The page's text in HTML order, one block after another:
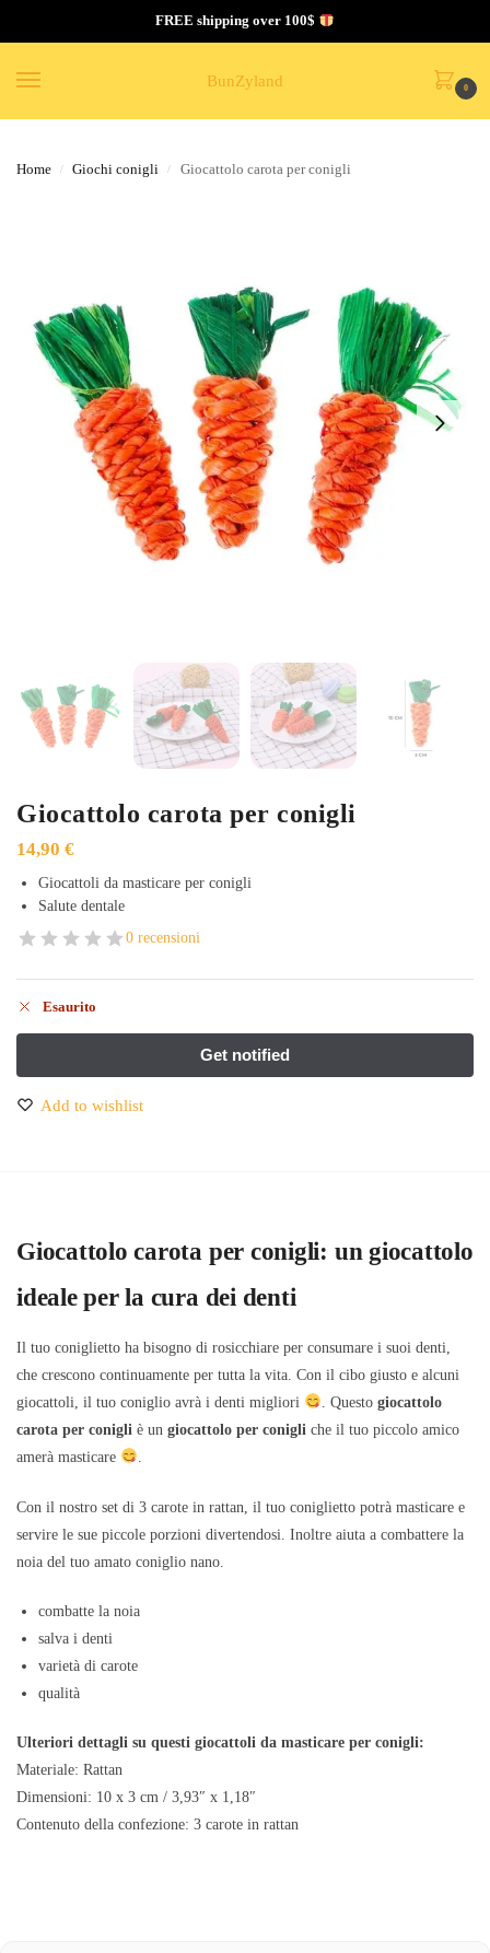
FREE shipping over 100$
BunZyland 0
Home / Giochi conigli / Giocattolo carota per conigli
Giocattolo carota per conigli
14,90 €
Giocattoli da masticare per conigli
Salute dentale
0 recensioni
Esaurito
Add to wishlist
Giocattolo carota per conigli: un giocattolo
ideale per la cura dei denti
Il tuo coniglietto ha bisogno di rosicchiare per consumare i suoi denti,
che crescono continuamente per tutta la vita. Con il cibo giusto e alcuni
giocattoli, il tuo coniglio avrà i denti migliori
. Questo giocattolo
carota per conigli è un giocattolo per conigli che il tuo piccolo amico
amerà masticare
.
Con il nostro set di 3 carote in rattan, il tuo coniglietto potrà masticare e
servire le sue piccole porzioni divertendosi. Inoltre aiuta a combattere la
noia del tuo amato coniglio nano.
combatte la noia
salva i denti
varietà di carote
qualità
Ulteriori dettagli su questi giocattoli da masticare per conigli:
Materiale: Rattan
Dimensioni: 10 x 3 cm / 3,93″ x 1,18″
Contenuto della confezione: 3 carote in rattan